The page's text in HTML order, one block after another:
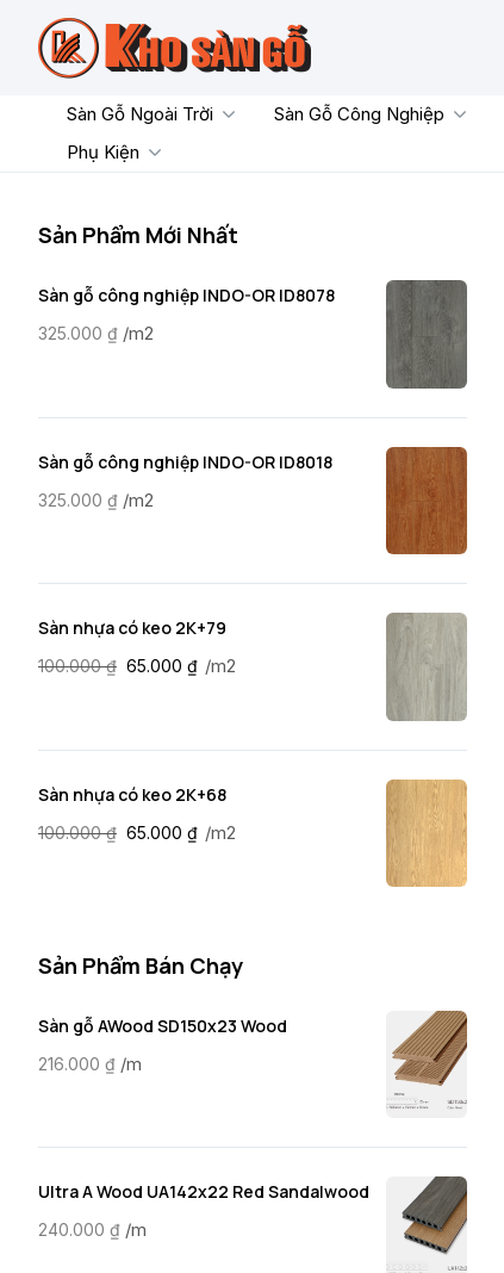
content
Sàn Gỗ Ngoài Trời Sàn Gỗ Công Nghiệp
Phụ Kiện
Sản Phẩm Mới Nhất
Sàn gỗ công nghiệp INDO-OR ID8078
325.000 ₫ /m2
Sàn gỗ công nghiệp INDO-OR ID8018
325.000 ₫ /m2
Sàn nhựa có keo 2K+79
100.000₫ 65.000 ₫ /m2
Sàn nhựa có keo 2K+68
100.000₫ 65.000 ₫ /m2
Sản Phẩm Bán Chạy
Sàn gỗ AWood SD150x23 Wood
216.000 ₫ /m
Ultra A Wood UA142x22 Red Sandalwood
240.000 ₫ /m